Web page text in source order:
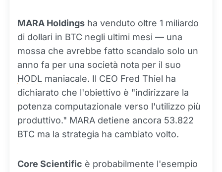
MARA Holdings ha venduto oltre 1 miliardo
di dollari in BTC negli ultimi mesi — una
mossa che avrebbe fatto scandalo solo un
anno fa per una società nota per il suo
HODL maniacale. Il CEO Fred Thiel ha
dichiarato che l'obiettivo è "indirizzare la
potenza computazionale verso l'utilizzo più
produttivo." MARA detiene ancora 53.822
BTC ma la strategia ha cambiato volto.
Core Scientific è probabilmente l'esempio